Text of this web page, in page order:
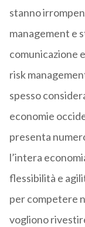
stanno
management e
comunicazione
risk
spesso
economie
presenta
l’intera
flessibilità e
per competere
vogliono